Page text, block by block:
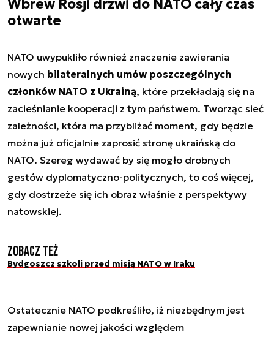
Wbrew Rosji drzwi do NATO cały czas
otwarte
NATO uwypukliło również znaczenie zawierania
nowych bilateralnych umów poszczególnych
członków NATO z Ukrainą, które przekładają się na
zacieśnianie kooperacji z tym państwem. Tworząc sieć
zależności, która ma przybliżać moment, gdy będzie
można już oficjalnie zaprosić stronę ukraińską do
NATO. Szereg wydawać by się mogło drobnych
gestów dyplomatyczno-politycznych, to coś więcej,
gdy dostrzeże się ich obraz właśnie z perspektywy
natowskiej.
Zobacz też
Bydgoszcz szkoli przed misją NATO w Iraku
Ostatecznie NATO podkreśliło, iż niezbędnym jest
zapewnianie nowej jakości względem